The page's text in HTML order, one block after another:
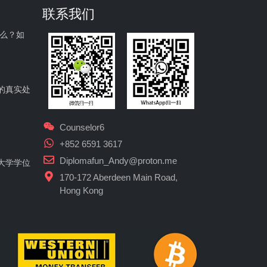
？如
真实处
学学位
联系我们
Counselor6
+852 6591 3617
Diplomafun_Andy@proton.me
170-172 Aberdeen Main Road,
Hong Kong